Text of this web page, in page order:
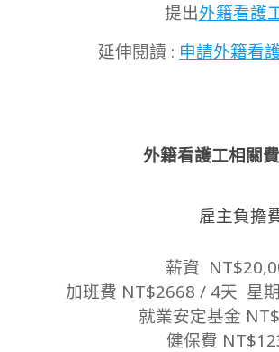
提出外籍看護
延伸閱讀 : 申請外籍看
外籍看護工相關
雇主負擔
薪資
加班費 NT$2668 / 4天 星
就業安定基金
健保費